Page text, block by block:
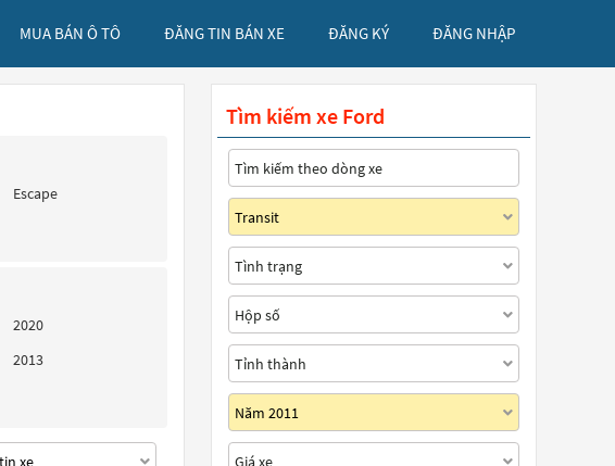
MUA BÁN Ô TÔ ĐĂNG TIN BÁN XE ĐĂNG KÝ ĐĂNG NHẬP
Escape
2020
2013
Tìm kiếm xe Ford